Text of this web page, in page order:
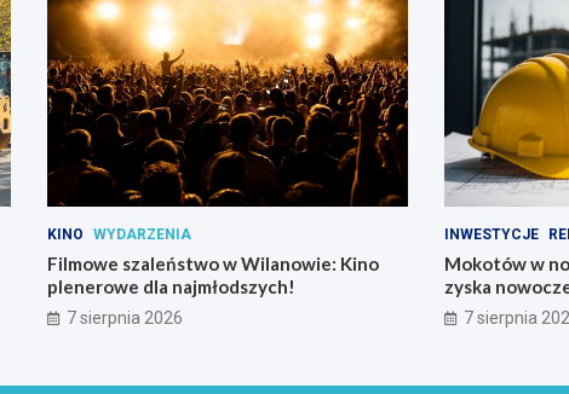
KINO WYDARZENIA
Filmowe szaleństwo w Wilanowie: Kino
plenerowe dla najmłodszych!
7 sierpnia 2026
INWESTYCJE
Mokotów w
zyska
7 sierpnia